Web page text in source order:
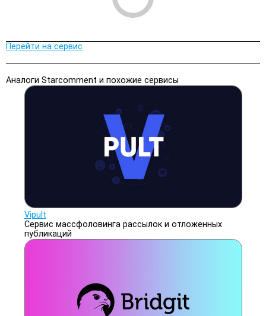
Перейти на сервис
Аналоги Starcomment и похожие сервисы
Vipult
Сервис массфоловинга рассылок и отложенных
публикаций